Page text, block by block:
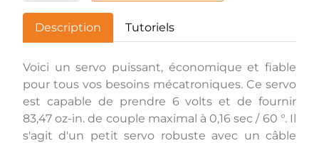
Description Tutoriels
Voici un servo puissant, économique et fiable
pour tous vos besoins mécatroniques. Ce servo
est capable de prendre 6 volts et de fournir
83,47 oz-in. de couple maximal à 0,16 sec / 60 °. Il
s'agit d'un petit servo robuste avec un câble